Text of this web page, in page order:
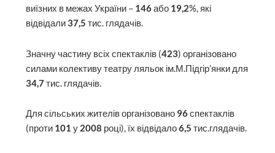
виїзних в межах України – 146або 19,2%, які
відвідали37,5 тис. глядачів.
Значну частину всіх спектаклів (423) організовано
силами колективу театру ляльок ім.М.Підгір’янки для
34,7тис. глядачів.
Для сільських жителів організовано 96спектаклів
(проти 101 у 2008 році), їх відвідало6,5 тис.глядачів.